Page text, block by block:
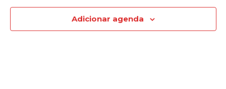
Adicionar agenda